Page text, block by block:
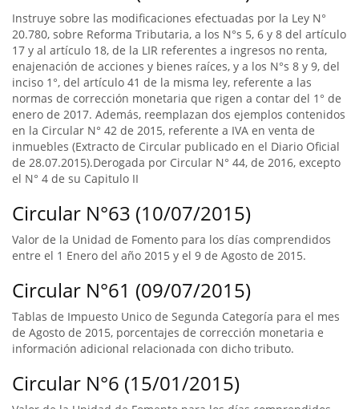
Instruye sobre las modificaciones efectuadas por la Ley N°
20.780, sobre Reforma Tributaria, a los N°s 5, 6 y 8 del artículo
17 y al artículo 18, de la LIR referentes a ingresos no renta,
enajenación de acciones y bienes raíces, y a los N°s 8 y 9, del
inciso 1°, del artículo 41 de la misma ley, referente a las
normas de corrección monetaria que rigen a contar del 1° de
enero de 2017. Además, reemplazan dos ejemplos contenidos
en la Circular N° 42 de 2015, referente a IVA en venta de
inmuebles (Extracto de Circular publicado en el Diario Oficial
de 28.07.2015).Derogada por Circular N° 44, de 2016, excepto
el N° 4 de su Capitulo II
Circular N°63 (10/07/2015)
Valor de la Unidad de Fomento para los días comprendidos
entre el 1 Enero del año 2015 y el 9 de Agosto de 2015.
Circular N°61 (09/07/2015)
Tablas de Impuesto Unico de Segunda Categoría para el mes
de Agosto de 2015, porcentajes de corrección monetaria e
información adicional relacionada con dicho tributo.
Circular N°6 (15/01/2015)